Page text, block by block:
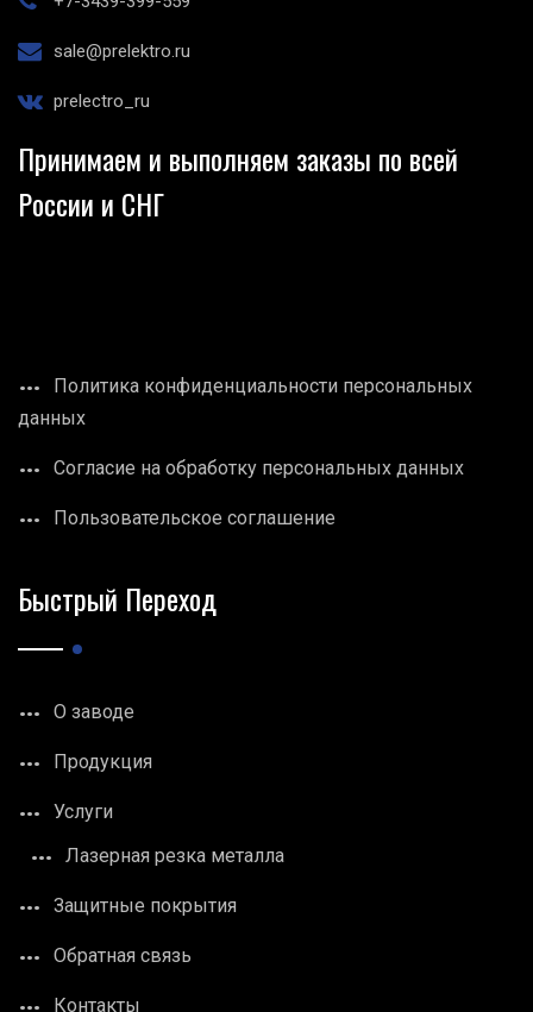
sale@prelektro.ru
prelectro_ru
Принимаем и выполняем заказы по всей
России и СНГ
Политика конфиденциальности персональных
данных
Согласие на обработку персональных данных
Пользовательское соглашение
Быстрый Переход
О заводе
Продукция
Услуги
Лазерная резка металла
Защитные покрытия
Обратная связь
Контакты